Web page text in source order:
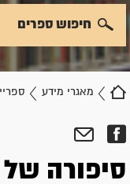
מאגרי מידע
חיפוש ספרים
סיפורה